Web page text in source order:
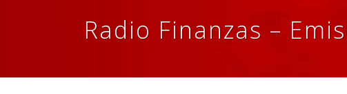
Radio Finanzas –